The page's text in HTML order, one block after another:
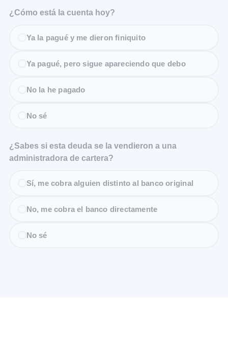
¿Cómo está la cuenta hoy?
Ya la pagué y me dieron finiquito
Ya pagué, pero sigue apareciendo que debo
No la he pagado
No sé
¿Sabes si esta deuda se la vendieron a una
administradora de cartera?
Sí, me cobra alguien distinto al banco original
No, me cobra el banco directamente
No sé